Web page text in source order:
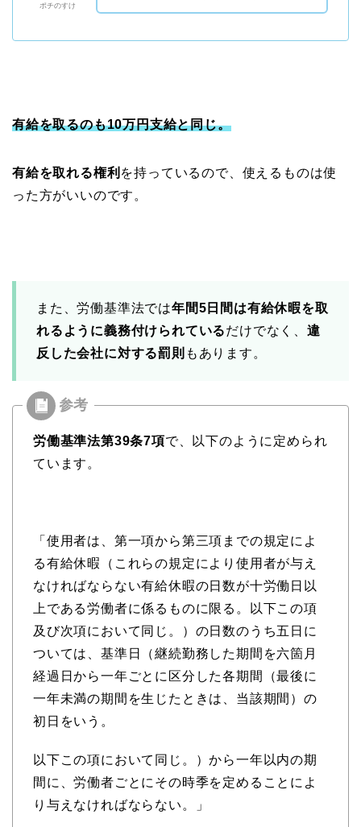
ポチのすけ
有給を取るのも10万円支給と同じ。
有給を取れる権利 を持っているので、使えるものは使
った方がいいのです。
また、労働基準法では年間5日間は有給休暇を取
れるように義務付けられているだけでなく、違
反した会社に対する罰則 もあります。
労働基準法第39条7項で、以下のように定められ
ています。
「使用者は、第一項から第三項までの規定によ
る有給休暇（これらの規定により使用者が与え
なければならない有給休暇の日数が十労働日以
上である労働者に係るものに限る。以下この項
及び次項において同じ。）の日数のうち五日に
ついては、基準日（継続勤務した期間を六箇月
経過日から一年ごとに区分した各期間（最後に
一年未満の期間を生じたときは、当該期間）の
初日をいう。
以下この項において同じ。）から一年以内の期
間に、労働者ごとにその時季を定めることによ
り与えなければならない。」